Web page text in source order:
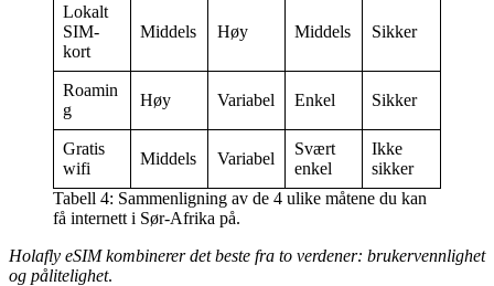
Lokalt
SIM-
kort
Middels Høy Middels Sikker
Roamin
g
Høy Variabel Enkel Sikker
Gratis
wifi
Middels Variabel
Svært
enkel
Ikke
sikker
Tabell 4: Sammenligning av de 4 ulike måtene du kan
få internett i Sør-Afrika på.
Holafly eSIM kombinerer det beste fra to verdener: brukervennlighet
og pålitelighet.